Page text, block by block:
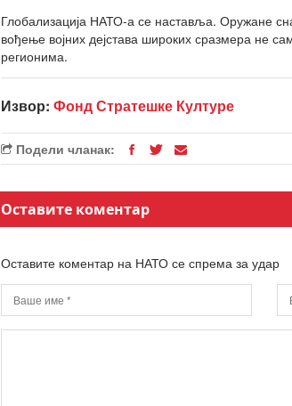
Глобализација НАТО-а се наставља. Оружане
вођење војних дејстава широких сразмера не
регионима.
Извор: Фонд Стратешке Културе
Подели чланак:
Оставите коментар
Оставите коментар на НАТО се спрема за удар